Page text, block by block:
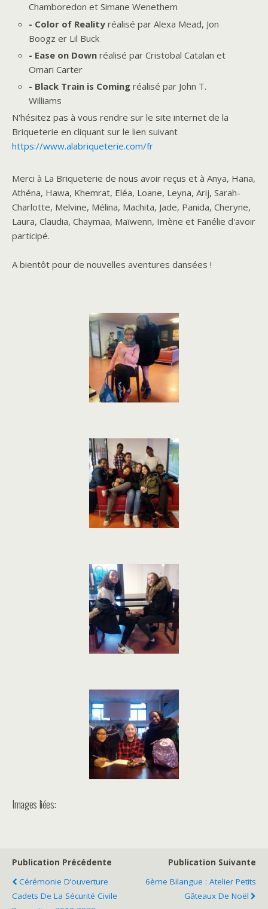
Chamboredon et Simane Wenethem
- Color of Realityréalisé par Alexa Mead, Jon
Boogz er Lil Buck
- Ease on Downréalisé par Cristobal Catalan et
Omari Carter
- Black Train is Coming réalisé par John T.
Williams
N'hésitez pas à vous rendre sur le site internet de la
Briqueterie en cliquant sur le lien suivant
https://www.alabriqueterie.com/fr
Merci à La Briqueterie de nous avoir reçus et à Anya, Hana,
Athéna, Hawa, Khemrat, Eléa, Loane, Leyna, Arij, Sarah-
Charlotte, Melvine, Mélina, Machita, Jade, Panida, Cheryne,
Laura, Claudia, Chaymaa, Maïwenn, Imène et Fanélie d'avoir
participé.
A bientôt pour de nouvelles aventures dansées !
Images liées:
Publication Précédente
Cérémonie D’ouverture
Cadets De La Sécurité Civile
Publication Suivante
6ème Bilangue : Atelier Petits
Gâteaux De Noël